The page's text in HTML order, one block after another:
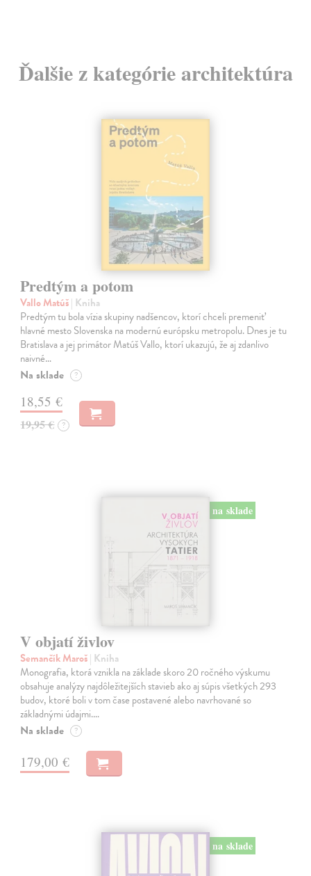
Ďalšie z kategórie architektúra
Predtým a potom
Vallo Matúš| Kniha
Predtým tu bola vízia skupiny nadšencov, ktorí chceli premeniť
hlavné mesto Slovenska na modernú európsku metropolu. Dnes je tu
Bratislava a jej primátor Matúš Vallo, ktorí ukazujú, že aj zdanlivo
naivné…
Na sklade ?
18,55 €
19,95 € ?
na sklade
V objatí živlov
Semančík Maroš| Kniha
Monografia, ktorá vznikla na základe skoro 20 ročného výskumu
obsahuje analýzy najdôležitejších stavieb ako aj súpis všetkých 293
budov, ktoré boli v tom čase postavené alebo navrhované so
základnými údajmi.…
Na sklade ?
179,00 €
na sklade